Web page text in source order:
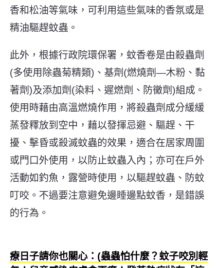
香和松油等氣味，可利用這些氣味的香氛或是
精油驅趕蚊蟲。
此外，根據行政院環保署 ，蚊香卷是由殺蟲劑
(多使用除蟲菊精類)、基劑(燃燒劑—木粉、黏
著劑)及添加劑(染料、遲燃劑、防黴劑)組成。
使用時藉由高溫燃燒作用，將殺蟲劑成分緩緩
蒸發釋放到空中，藉以發揮忌避、驅趕、干
擾、擊昏或殺滅蚊蟲的效果，適合在居家周圍
或門口外使用，以防止蚊蟲入內；亦可在戶外
活動如釣魚，露營時使用，以驅趕蚊蟲、防蚊
叮咬。不過要注意避免邊睡邊點蚊香，是錯誤
的行為。
療日子請你也關心：(蟲蟲怕什麼？蚊子咬別輕